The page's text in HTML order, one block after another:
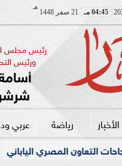
04:45 مـ 21 صفر 1448
هـ
رئيس مجلس
ورئيس
رياضة عربي
رسميًا.. تدريس